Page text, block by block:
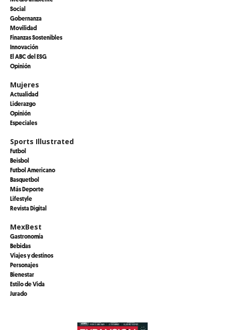
Social
Gobernanza
Movilidad
Finanzas Sostenibles
Innovación
El ABC del ESG
Opinión
Mujeres
Actualidad
Liderazgo
Opinión
Especiales
Sports Illustrated
Futbol
Beisbol
Futbol Americano
Basquetbol
Más Deporte
Lifestyle
Revista Digital
MexBest
Gastronomía
Bebidas
Viajes y destinos
Personajes
Bienestar
Estilo de Vida
Jurado